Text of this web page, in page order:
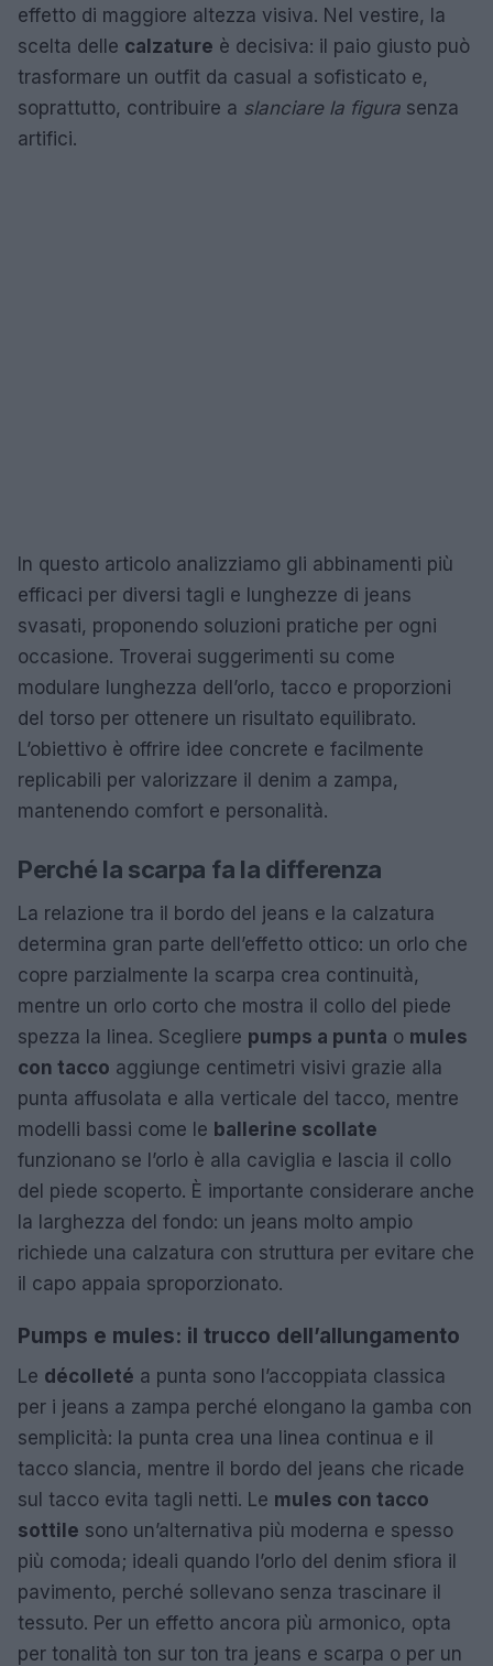
effetto di maggiore altezza visiva. Nel vestire, la
scelta delle calzature è decisiva: il paio giusto può
trasformare un outfit da casual a sofisticato e,
soprattutto, contribuire a slanciare la figura senza
artifici.
In questo articolo analizziamo gli abbinamenti più
efficaci per diversi tagli e lunghezze di jeans
svasati, proponendo soluzioni pratiche per ogni
occasione. Troverai suggerimenti su come
modulare lunghezza dell’orlo, tacco e proporzioni
del torso per ottenere un risultato equilibrato.
L’obiettivo è offrire idee concrete e facilmente
replicabili per valorizzare il denim a zampa,
mantenendo comfort e personalità.
Perché la scarpa fa la differenza
La relazione tra il bordo del jeans e la calzatura
determina gran parte dell’effetto ottico: un orlo che
copre parzialmente la scarpa crea continuità,
mentre un orlo corto che mostra il collo del piede
spezza la linea. Scegliere pumps a punta o mules
con tacco aggiunge centimetri visivi grazie alla
punta affusolata e alla verticale del tacco, mentre
modelli bassi come le ballerine scollate
funzionano se l’orlo è alla caviglia e lascia il collo
del piede scoperto. È importante considerare anche
la larghezza del fondo: un jeans molto ampio
richiede una calzatura con struttura per evitare che
il capo appaia sproporzionato.
Pumps e mules: il trucco dell’allungamento
Le décolleté a punta sono l’accoppiata classica
per i jeans a zampa perché elongano la gamba con
semplicità: la punta crea una linea continua e il
tacco slancia, mentre il bordo del jeans che ricade
sul tacco evita tagli netti. Le mules con tacco
sottile sono un’alternativa più moderna e spesso
più comoda; ideali quando l’orlo del denim sfiora il
pavimento, perché sollevano senza trascinare il
tessuto. Per un effetto ancora più armonico, opta
per tonalità ton sur ton tra jeans e scarpa o per un